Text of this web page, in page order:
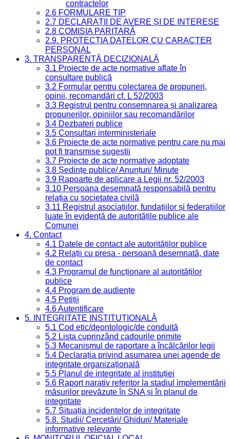
contractelor
2.6 FORMULARE TIP
2.7 DECLARAȚII DE AVERE ȘI DE INTERESE
2.8 COMISIA PARITARĂ
2.9. PROTECȚIA DATELOR CU CARACTER
PERSONAL
3. TRANSPARENȚĂ DECIZIONALĂ
3.1 Proiecte de acte normative aflate în
consultare publică
3.2 Formular pentru colectarea de propuneri,
opinii, recomandări cf. L 52/2003
3.3 Registrul pentru consemnarea și analizarea
propunerilor, opiniilor sau recomandărilor
3.4 Dezbateri publice
3.5 Consultari interministeriale
3.6 Proiecte de acte normative pentru care nu mai
pot fi transmise sugestii
3.7 Proiecte de acte normative adoptate
3.8 Ședințe publice/ Anunțuri/ Minute
3.9 Rapoarte de aplicare a Legii nr. 52/2003
3.10 Persoana desemnată responsabilă pentru
relația cu societatea civilă
3.11 Registrul asociațiilor, fundațiilor și federațiilor
luate în evidență de autoritățile publice ale
Comunei
4. Contact
4.1 Datele de contact ale autorităților publice
4.2 Relații cu presa - persoană desemnată, date
de contact
4.3 Programul de funcționare al autorităților
publice
4.4 Program de audiențe
4.5 Petiții
4.6 Autentificare
5. INTEGRITATE INSTITUȚIONALĂ
5.1 Cod etic/deontologic/de conduită
5.2 Lista cuprinzând cadourile primite
5.3 Mecanismul de raportare a încălcărilor legii
5.4 Declarația privind asumarea unei agende de
integritate organizațională
5.5 Planul de integritate al instituției
5.6 Raport narativ referitor la stadiul implementării
măsurilor prevăzute în SNA și în planul de
integritate
5.7 Situația incidentelor de integritate
5.8. Studii/ Cercetări/ Ghiduri/ Materiale
informative relevante